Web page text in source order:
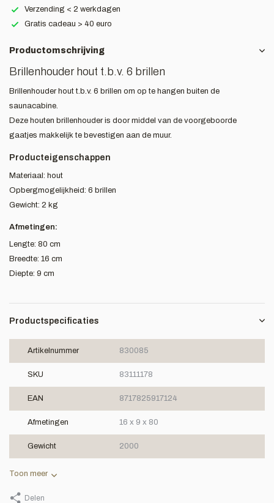
Verzending < 2 werkdagen
Gratis cadeau > 40 euro
Productomschrijving
Brillenhouder hout t.b.v. 6 brillen
Brillenhouder hout t.b.v. 6 brillen om op te hangen buiten de
saunacabine.
Deze houten brillenhouder is door middel van de voorgeboorde
gaatjes makkelijk te bevestigen aan de muur.
Producteigenschappen
Materiaal: hout
Opbergmogelijkheid: 6 brillen
Gewicht: 2 kg
Afmetingen:
Lengte: 80 cm
Breedte: 16 cm
Diepte: 9 cm
Productspecificaties
Artikelnummer 830085
SKU 83111178
EAN 8717825917124
Afmetingen 16 x 9 x 80
Gewicht 2000
Toon meer
Delen